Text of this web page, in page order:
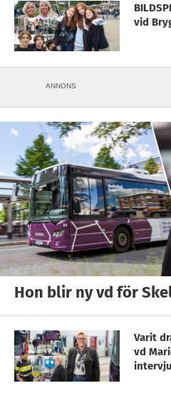
vid
ANNONS
Hon blir ny vd för
Varit
vd